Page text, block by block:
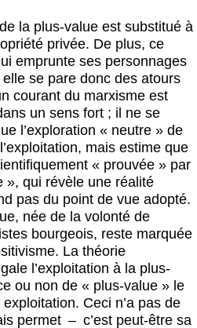
la plus-value est substitué à
privée. De plus, ce
emprunte ses personnages
se pare donc des atours
courant du marxisme est
un sens fort ; il ne se
l’exploration « neutre » de
mais estime que
« prouvée » par
», qui révèle une réalité
pas du point de vue adopté.
née de la volonté de
bourgeois, reste marquée
La théorie
l’exploitation à la plus-
ou non de « plus-value » le
exploitation. Ceci n’a pas de
permet – c’est peut-être sa